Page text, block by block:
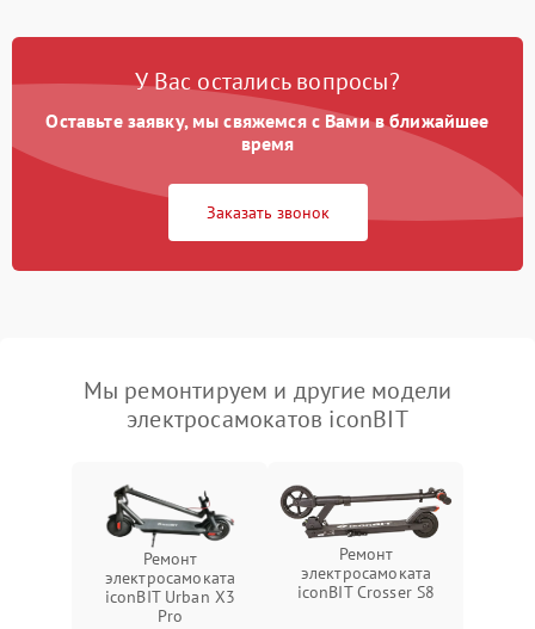
У Вас остались вопросы?
Оставьте заявку, мы свяжемся с Вами в ближайшее
время
Заказать звонок
Мы ремонтируем и другие модели
электросамокатов iconBIT
Ремонт
электросамоката
iconBIT Urban X3
Pro
Ремонт
электросамоката
iconBIT Crosser S8